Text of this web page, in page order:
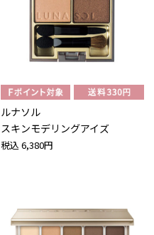
ルナソル
スキンモデリングアイズ
税込 6,380円